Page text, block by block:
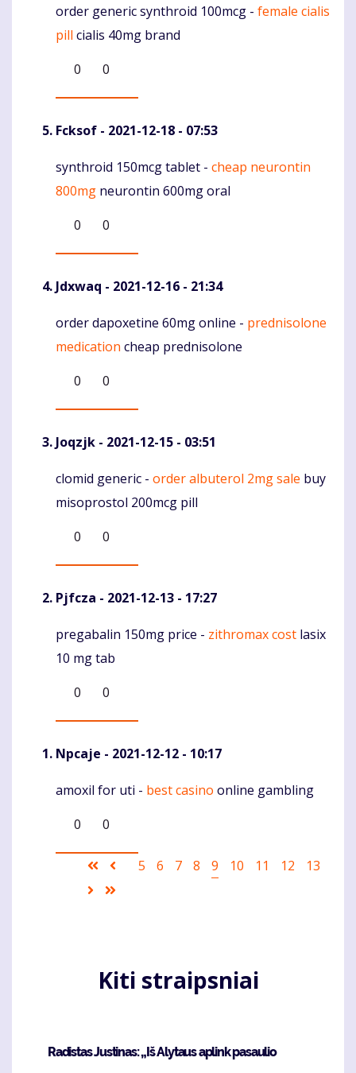
Komentaras
order generic synthroid 100mcg - female cialis
pill cialis 40mg brand
0
0
Fcksof - 2021-12-18 - 07:53
Komentaras
synthroid 150mcg tablet - cheap neurontin
800mg neurontin 600mg oral
0
0
Jdxwaq - 2021-12-16 - 21:34
Komentaras
order dapoxetine 60mg online - prednisolone
medication cheap prednisolone
0
0
Joqzjk - 2021-12-15 - 03:51
Komentaras
clomid generic - order albuterol 2mg sale buy
misoprostol 200mcg pill
0
0
Pjfcza - 2021-12-13 - 17:27
Komentaras
pregabalin 150mg price - zithromax cost lasix
10 mg tab
0
0
Npcaje - 2021-12-12 - 10:17
Komentaras
amoxil for uti - best casino online gambling
0
0
Pagination
First
page
Ankstesnis
Puslapis
5 Puslapis
6 Puslapis
7 Puslapis
8
Current
9 Puslapis
10 Puslapis
11 Puslapis
12 Puslapis
13
Sekantis
Kiti straipsniai
Radistas Justinas: „Iš Alytaus aplink pasaulio